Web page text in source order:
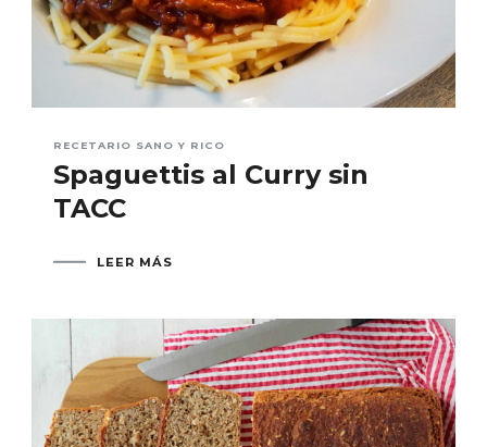
RECETARIO SANO Y RICO
Spaguettis al Curry sin
TACC
LEER MÁS